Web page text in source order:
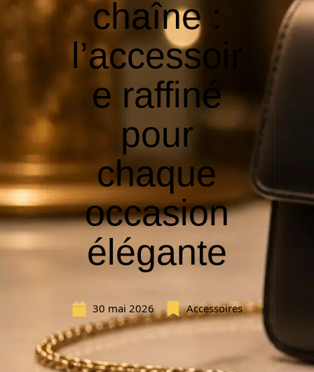
chaîne :
l’accessoir
e raffiné
pour
chaque
occasion
élégante
30 mai 2026 Accessoires